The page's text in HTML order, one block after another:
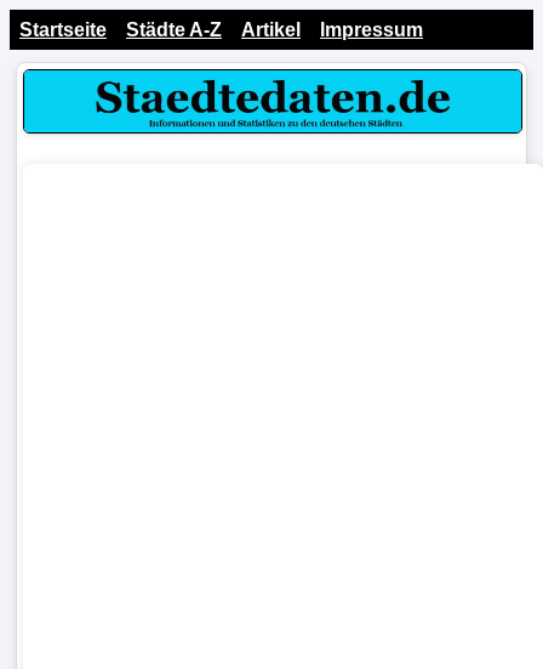
Startseite Städte A-Z Artikel Impressum